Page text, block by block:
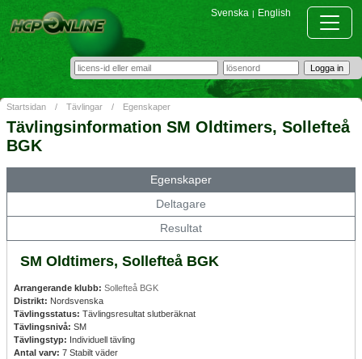
Svenska | English
Startsidan / Tävlingar / Egenskaper
Tävlingsinformation SM Oldtimers, Sollefteå
BGK
Egenskaper
Deltagare
Resultat
SM Oldtimers, Sollefteå BGK
Arrangerande klubb: Sollefteå BGK
Distrikt: Nordsvenska
Tävlingsstatus: Tävlingsresultat slutberäknat
Tävlingsnivå: SM
Tävlingstyp: Individuell tävling
Antal varv: 7 Stabilt väder